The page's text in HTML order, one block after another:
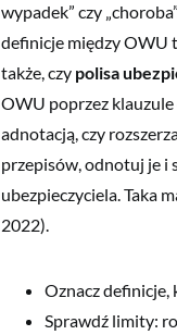
wypadek” czy
definicje między OWU
także, czy polisa
OWU poprzez
adnotacją, czy
przepisów, odnotuj je i
ubezpieczyciela. Taka
2022).
Oznacz definicje,
Sprawdź limity: